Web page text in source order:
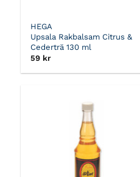
HEGA
Upsala Rakbalsam Citrus &
Cederträ 130 ml
59 kr